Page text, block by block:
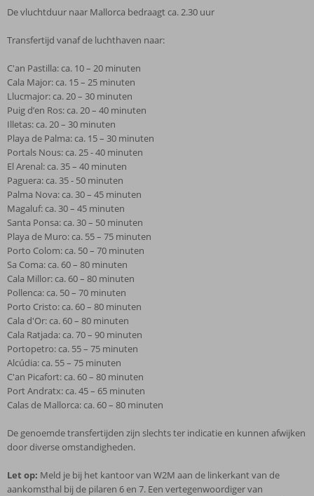
De vluchtduur naar Mallorca bedraagt ca. 2.30 uur
Transfertijd vanaf de luchthaven naar:
C'an Pastilla: ca. 10 – 20 minuten
Cala Major: ca. 15 – 25 minuten
Llucmajor: ca. 20 – 30 minuten
Puig d’en Ros: ca. 20 – 40 minuten
Illetas: ca. 20 – 30 minuten
Playa de Palma: ca. 15 – 30 minuten
Portals Nous: ca. 25 - 40 minuten
El Arenal: ca. 35 – 40 minuten
Paguera: ca. 35 - 50 minuten
Palma Nova: ca. 30 – 45 minuten
Magaluf: ca. 30 – 45 minuten
Santa Ponsa: ca. 30 – 50 minuten
Playa de Muro: ca. 55 – 75 minuten
Porto Colom: ca. 50 – 70 minuten
Sa Coma: ca. 60 – 80 minuten
Cala Millor: ca. 60 – 80 minuten
Pollenca: ca. 50 – 70 minuten
Porto Cristo: ca. 60 – 80 minuten
Cala d'Or: ca. 60 – 80 minuten
Cala Ratjada: ca. 70 – 90 minuten
Portopetro: ca. 55 – 75 minuten
Alcúdia: ca. 55 – 75 minuten
C'an Picafort: ca. 60 – 80 minuten
Port Andratx: ca. 45 – 65 minuten
Calas de Mallorca: ca. 60 – 80 minuten
De genoemde transfertijden zijn slechts ter indicatie en kunnen afwijken
door diverse omstandigheden.
Let op: Meld je bij het kantoor van W2M aan de linkerkant van de
aankomsthal bij de pilaren 6 en 7. Een vertegenwoordiger van